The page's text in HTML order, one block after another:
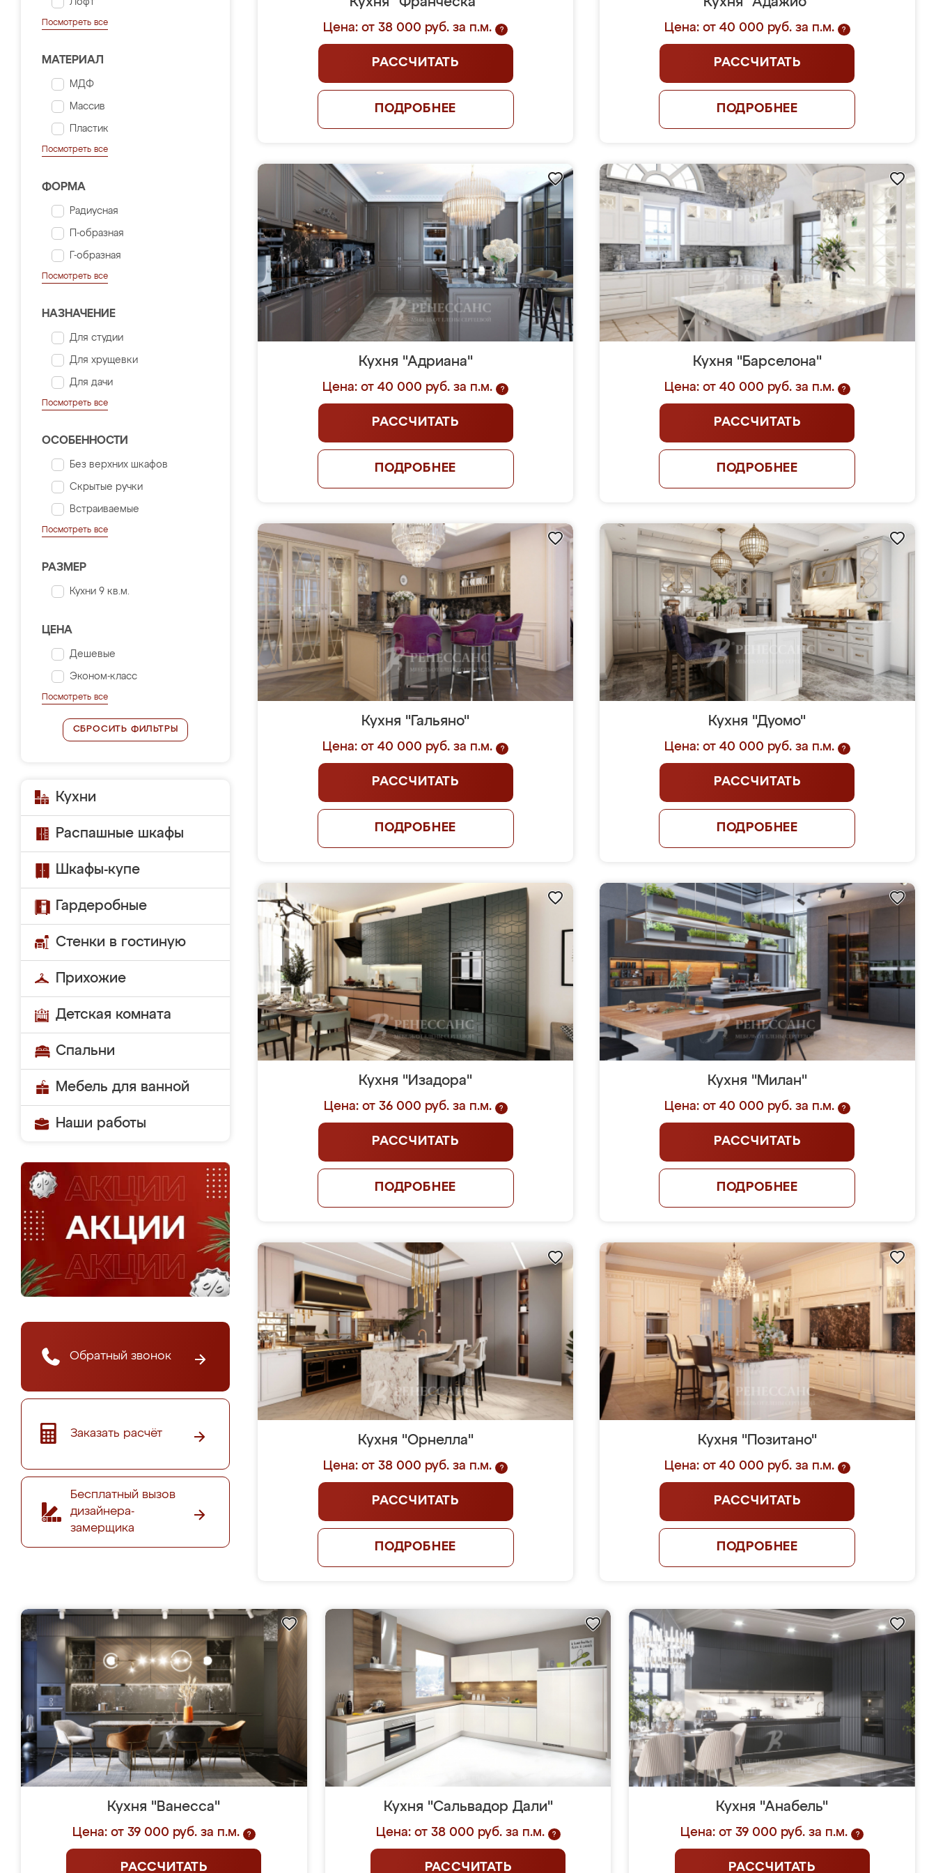
Лофт
Посмотреть все
МАТЕРИАЛ
МДФ
Массив
Пластик
Посмотреть все
ФОРМА
Радиусная
П-образная
Г-образная
Посмотреть все
НАЗНАЧЕНИЕ
Для студии
Для хрущевки
Для дачи
Посмотреть все
ОСОБЕННОСТИ
Без верхних шкафов
Скрытые ручки
Встраиваемые
Посмотреть все
РАЗМЕР
Кухни 9 кв.м.
ЦЕНА
Дешевые
Эконом-класс
Посмотреть все
СБРОСИТЬ ФИЛЬТРЫ
Кухни
Распашные шкафы
Шкафы-купе
Гардеробные
Стенки в гостиную
Прихожие
Детская комната
Спальни
Мебель для ванной
Наши работы
Обратный звонок
Заказать расчёт
Бесплатный вызов
дизайнера-
замерщика
Цена: от 38 000 руб. за п.м. ?
РАССЧИТАТЬ
ПОДРОБНЕЕ
Цена: от 40 000 руб. за п.м. ?
РАССЧИТАТЬ
ПОДРОБНЕЕ
Кухня "Адриана"
Цена: от 40 000 руб. за п.м. ?
РАССЧИТАТЬ
ПОДРОБНЕЕ
Кухня "Барселона"
Цена: от 40 000 руб. за п.м. ?
РАССЧИТАТЬ
ПОДРОБНЕЕ
Кухня "Гальяно"
Цена: от 40 000 руб. за п.м. ?
РАССЧИТАТЬ
ПОДРОБНЕЕ
Кухня "Дуомо"
Цена: от 40 000 руб. за п.м. ?
РАССЧИТАТЬ
ПОДРОБНЕЕ
Кухня "Изадора"
Цена: от 36 000 руб. за п.м. ?
РАССЧИТАТЬ
ПОДРОБНЕЕ
Кухня "Милан"
Цена: от 40 000 руб. за п.м. ?
РАССЧИТАТЬ
ПОДРОБНЕЕ
Кухня "Орнелла"
Цена: от 38 000 руб. за п.м. ?
РАССЧИТАТЬ
ПОДРОБНЕЕ
Кухня "Позитано"
Цена: от 40 000 руб. за п.м. ?
РАССЧИТАТЬ
ПОДРОБНЕЕ
Кухня "Ванесса"
Цена: от 39 000 руб. за п.м. ?
РАССЧИТАТЬ
Кухня "Сальвадор Дали"
Цена: от 38 000 руб. за п.м. ?
РАССЧИТАТЬ
Кухня "Анабель"
Цена: от 39 000 руб. за п.м. ?
РАССЧИТАТЬ